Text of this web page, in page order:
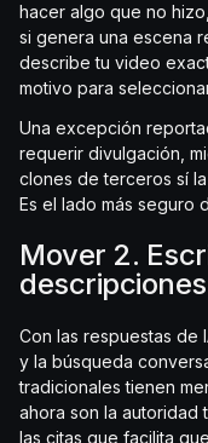
hacer algo que no
si genera una escena
describe tu video
motivo para
Una excepción
requerir divulgación,
clones de terceros sí
Es el lado más seguro
Mover 2.
Con las respuestas de
y la búsqueda
tradicionales tienen
ahora son la autoridad
las citas que facilita